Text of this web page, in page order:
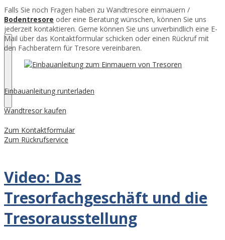
Falls Sie noch Fragen haben zu Wandtresore einmauern /
Bodentresore oder eine Beratung wünschen, können Sie uns
jederzeit kontaktieren. Gerne können Sie uns unverbindlich eine E-
Mail über das Kontaktformular schicken oder einen Rückruf mit
den Fachberatern für Tresore vereinbaren.
Einbauanleitung runterladen
Wandtresor kaufen
Zum Kontaktformular
Zum Rückrufservice
Video: Das
Tresorfachgeschäft und die
Tresorausstellung